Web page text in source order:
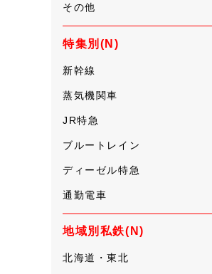
その他
特集別(N)
新幹線
蒸気機関車
JR特急
ブルートレイン
ディーゼル特急
通勤電車
地域別私鉄(N)
北海道・東北